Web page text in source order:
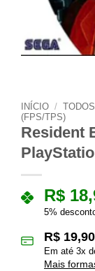
INÍCIO /
(FPS/TPS)
Resident
R$
5%
R$ 19,90
Em até 3x
Mais